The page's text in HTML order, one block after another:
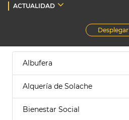
ACTUALIDAD
Desplegar
Albufera
Alquería de Solache
Bienestar Social